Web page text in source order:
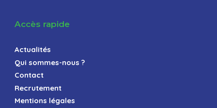
Accès rapide
Actualités
Qui sommes-nous ?
Contact
Recrutement
Mentions légales